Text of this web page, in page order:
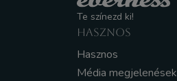
Te színezd ki!
HASZNOS
Hasznos
Média megjelenések